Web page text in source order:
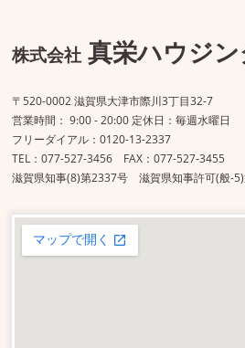
株式会社 真栄ハウジ
〒520-0002 滋賀県大津市際川3丁目32-7
営業時間： 9:00 - 20:00 定休日：毎週水曜日
フリーダイアル：0120-13-2337
TEL：077-527-3456 FAX：077-527-3455
滋賀県知事(8)第2337号 滋賀県知事許可(般-